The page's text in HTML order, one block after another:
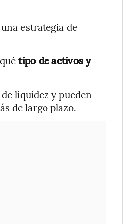
estrategia de
tipo de activos y
liquidez y pueden
de largo plazo.